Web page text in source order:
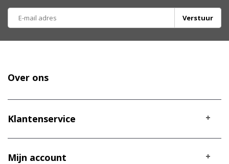
Verstuur
Over ons
Klantenservice
Mijn account